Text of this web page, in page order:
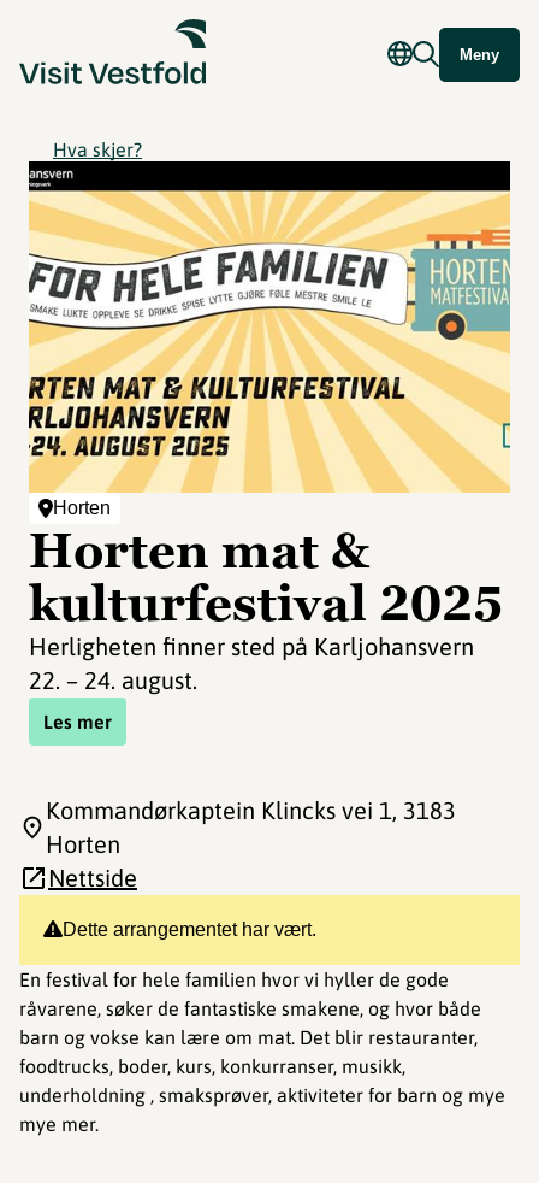
Meny
Hva skjer?
Horten
Horten mat &
kulturfestival 2025
Herligheten finner sted på Karljohansvern
22. – 24. august.
Les mer
Dette arrangementet har vært.
En festival for hele familien hvor vi hyller de gode
råvarene, søker de fantastiske smakene, og hvor både
barn og vokse kan lære om mat. Det blir restauranter,
foodtrucks, boder, kurs, konkurranser, musikk,
underholdning , smaksprøver, aktiviteter for barn og mye
mye mer.
Kommandørkaptein Klincks vei 1, 3183
Horten
Nettside